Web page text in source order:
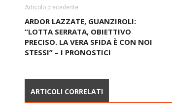
Articolo precedente
ARDOR LAZZATE, GUANZIROLI:
“LOTTA SERRATA, OBIETTIVO
PRECISO. LA VERA SFIDA È CON NOI
STESSI” – I PRONOSTICI
ARTICOLI CORRELATI